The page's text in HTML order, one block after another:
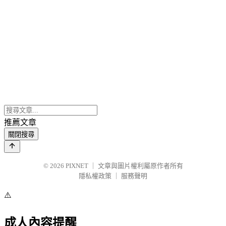
推薦文章
關閉搜尋
© 2026 PIXNET
文章與圖片權利屬原作者所有
隱私權政策
服務聲明
⚠️
成人內容提醒